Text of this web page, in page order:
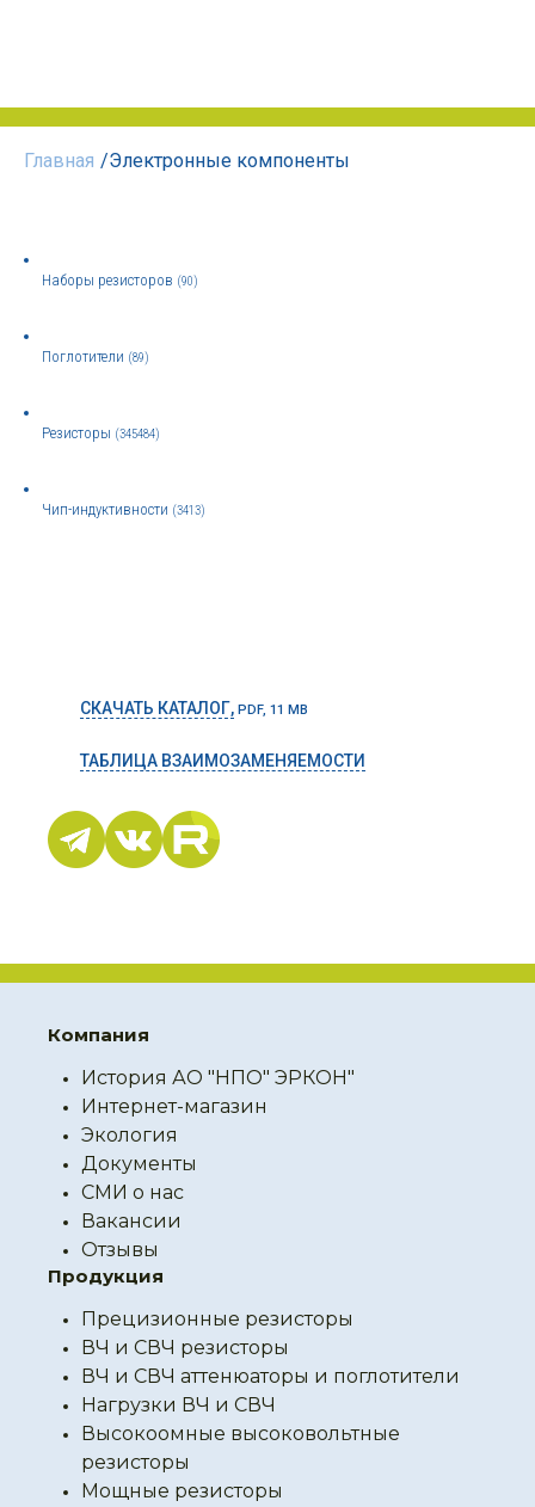
Главная /Электронные компоненты
Наборы резисторов (90)
Поглотители (89)
Резисторы (345484)
Чип-индуктивности (3413)
СКАЧАТЬ КАТАЛОГ, PDF, 11 MB
ТАБЛИЦА ВЗАИМОЗАМЕНЯЕМОСТИ
Компания
История АО "НПО" ЭРКОН"
Интернет-магазин
Экология
Документы
СМИ о нас
Вакансии
Отзывы
Продукция
Прецизионные резисторы
ВЧ и СВЧ резисторы
ВЧ и СВЧ аттенюаторы и поглотители
Нагрузки ВЧ и СВЧ
Высокоомные высоковольтные
резисторы
Мощные резисторы